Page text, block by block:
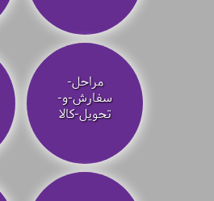
مراحل-
سفارش-و-
تحویل-کالا